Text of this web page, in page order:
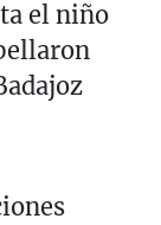
el niño